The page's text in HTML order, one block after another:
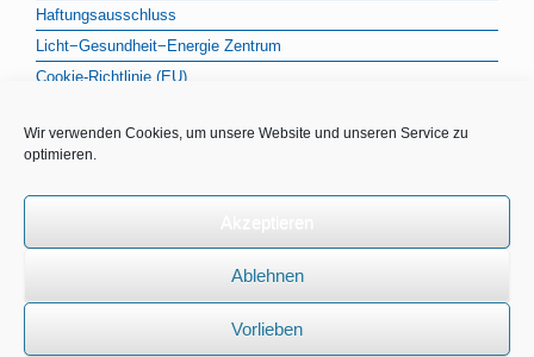
Wir verwenden Cookies, um unsere Website und unseren Service zu
optimieren.
Ablehnen
Vorlieben
Haftungsausschluss
Licht−Gesundheit−Energie Zentrum
Cookie-Richtlinie (EU)
Licht−Gesundheit−Energie Zentrum · Klaus Wienert & Kollegen |